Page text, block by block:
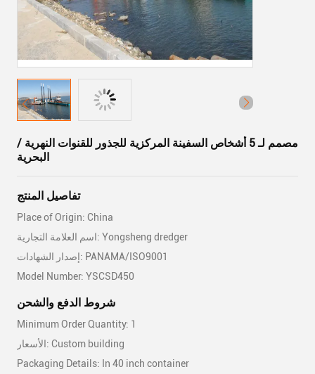
مصمم لـ 5 أشخاص السفينة المركزية للجذور للقنوات النهرية /
البحرية
تفاصيل المنتج
Place of Origin: China
اسم العلامة التجارية: Yongsheng dredger
إصدار الشهادات: PANAMA/ISO9001
Model Number: YSCSD450
شروط الدفع والشحن
Minimum Order Quantity: 1
الأسعار: Custom building
Packaging Details: In 40 inch container